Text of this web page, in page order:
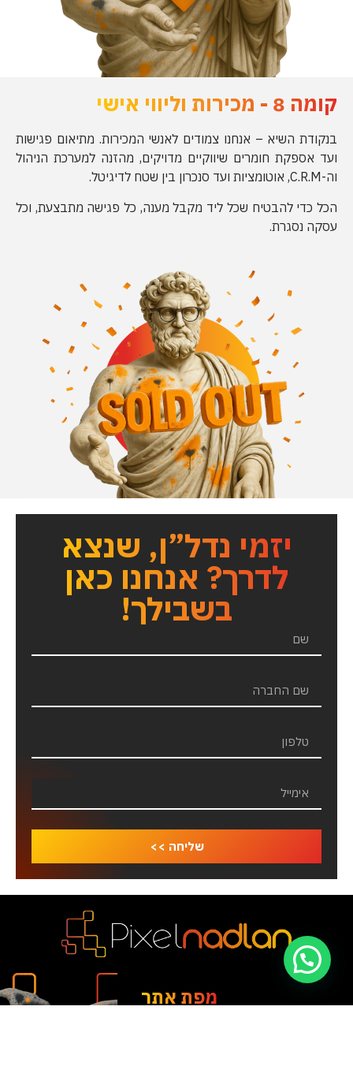
קומה 8 - מכירות וליווי אישי
בנקודת השיא – אנחנו צמודים לאנשי המכירות. מתיאום פגישות
ועד אספקת חומרים שיווקיים מדויקים, מהזנה למערכת הניהול
וה-C.R.M, אוטומציות ועד סנכרון בין שטח לדיגיטל.
הכל כדי להבטיח שכל ליד מקבל מענה, כל פגישה מתבצעת, וכל
עסקה נסגרת.
יזמי נדל”ן, שנצא
לדרך? אנחנו כאן
בשבילך!
שליחה >>
מפת אתר